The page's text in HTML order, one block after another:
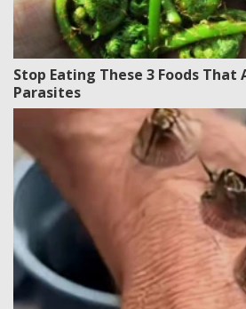
Stop Eating These 3 Foods That
Parasites